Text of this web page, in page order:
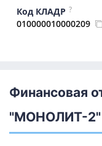
Код КЛАДР ?
010000010000209
Финансовая
"МОНОЛИТ-2"